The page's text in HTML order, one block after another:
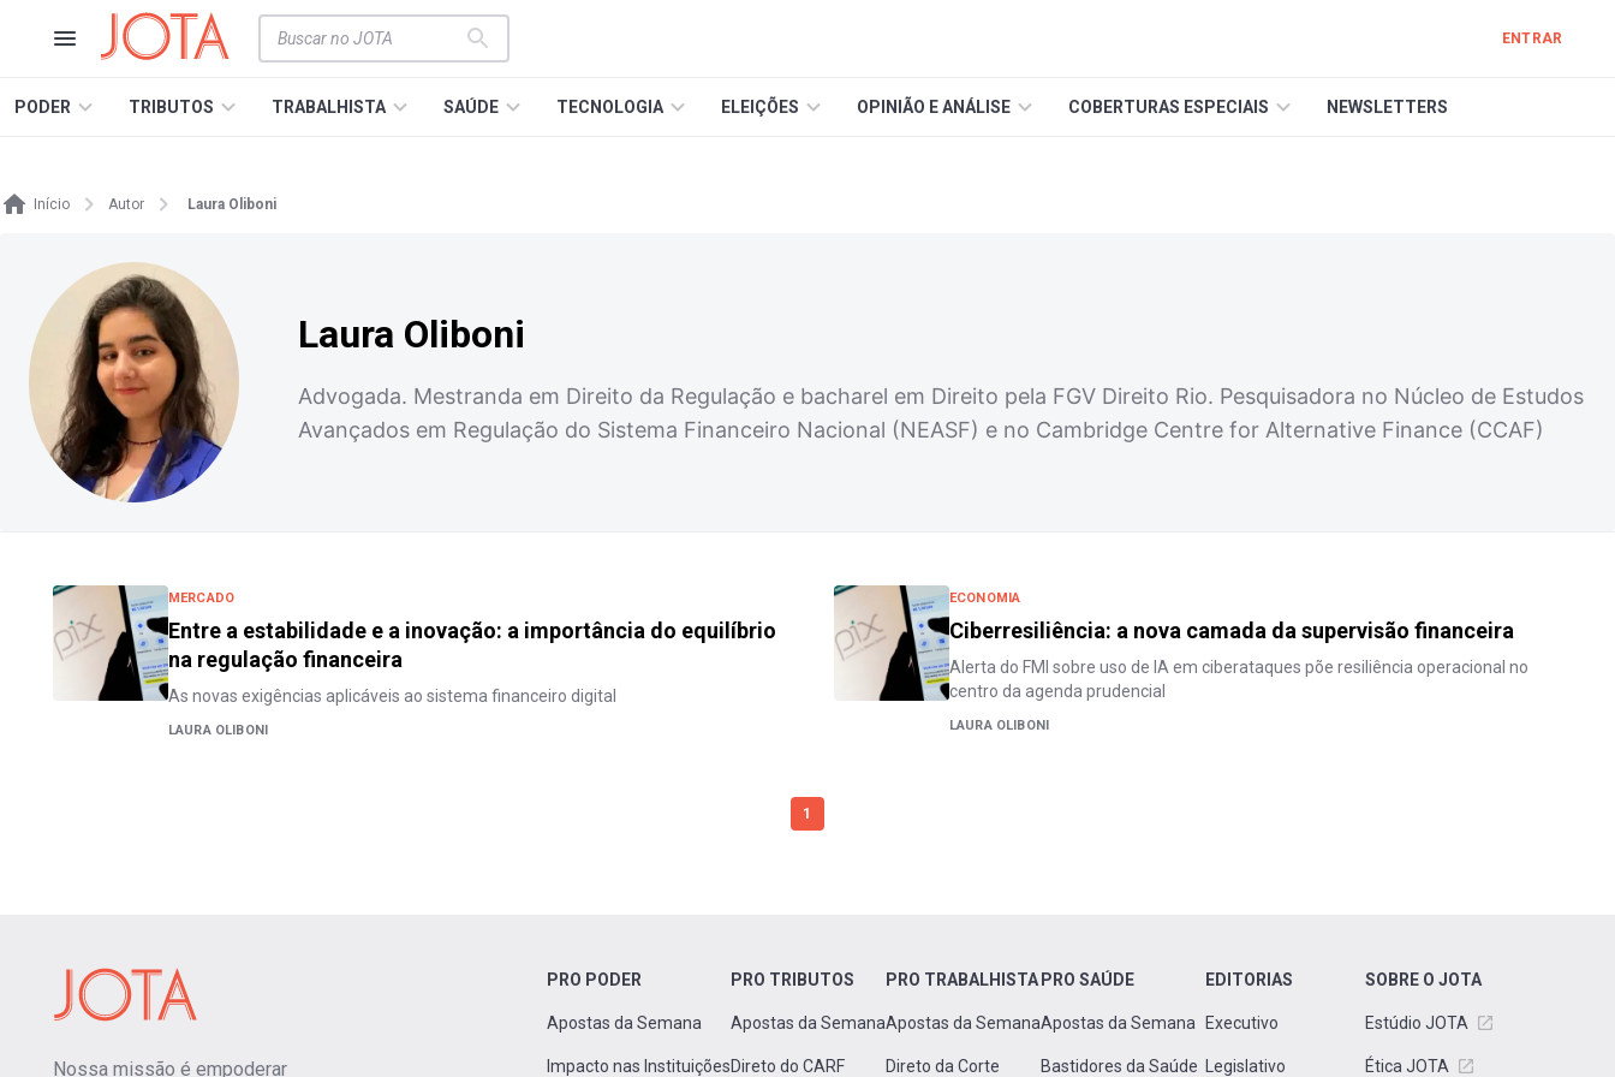
ENTRAR
PODER TRIBUTOS TRABALHISTA SAÚDE TECNOLOGIA ELEIÇÕES OPINIÃO E ANÁLISE COBERTURAS ESPECIAIS NEWSLETTERS
Início Autor Laura Oliboni
Laura Oliboni
Advogada. Mestranda em Direito da Regulação e bacharel em Direito pela FGV Direito Rio. Pesquisadora no Núcleo de Estudos
Avançados em Regulação do Sistema Financeiro Nacional (NEASF) e no Cambridge Centre for Alternative Finance (CCAF)
MERCADO
Entre a estabilidade e a inovação: a importância do equilíbrio
na regulação financeira
As novas exigências aplicáveis ao sistema financeiro digital
LAURA OLIBONI
ECONOMIA
Ciberresiliência: a nova camada da supervisão financeira
Alerta do FMI sobre uso de IA em ciberataques põe resiliência operacional no
centro da agenda prudencial
LAURA OLIBONI
1
Nossa missão é empoderar
PRO PODER
Apostas da Semana
Impacto nas Instituições
PRO TRIBUTOS
Apostas da Semana
Direto do CARF
PRO TRABALHISTA
Apostas da Semana
Direto da Corte
PRO SAÚDE
Apostas da Semana
Bastidores da Saúde
EDITORIAS
Executivo
Legislativo
SOBRE O JOTA
Estúdio JOTA
Ética JOTA